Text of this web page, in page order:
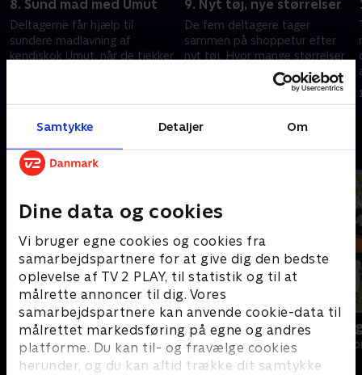
Samtykke Detaljer Om
Dine data og cookies
Vi bruger egne cookies og cookies fra
samarbejdspartnere for at give dig den bedste
oplevelse af TV 2 PLAY, til statistik og til at
målrette annoncer til dig. Vores
samarbejdspartnere kan anvende cookie-data til
målrettet markedsføring på egne og andres
platforme. Du kan til- og fravælge cookies
herunder, og du kan altid trække dit samtykke
8. Sund mad med Umut
Deltagerne får hjælp til
sundere madlavning af
kendiskok Umut, når de tjekker
9. Nyt tøj, nye størrelser
De fem deltagere tager
sammen på shoppetur efter
nyt tøj. Hvor mange størrelser
skal de mon ned?
11. marts 2026 • 10 min
Andre så også
Fem fede kokke
Livsstil • 5 sæsoner
Min
Livsstil • 3